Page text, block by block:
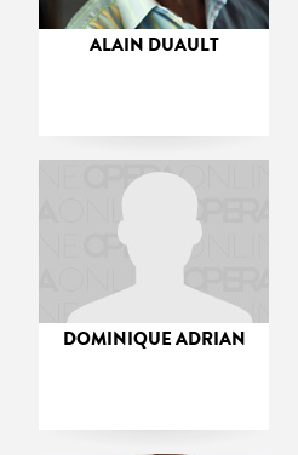
ALAIN DUAULT
DOMINIQUE ADRIAN